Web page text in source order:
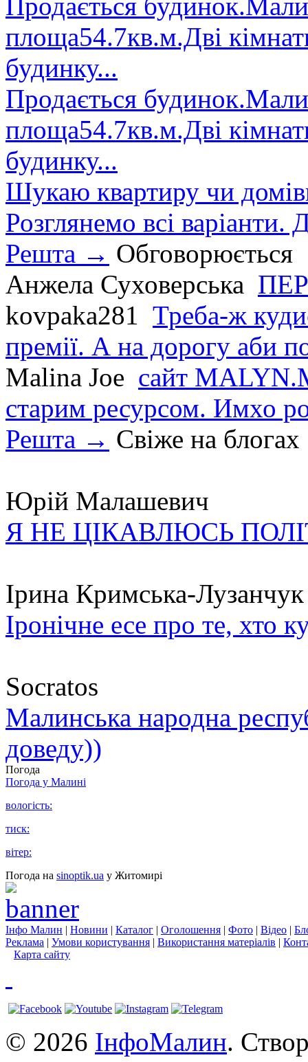
Продається
площа54.7кв.м.Дві
будинку...
Продається
площа54.7кв.м.Дві
будинку...
Шукаю квартиру чи
Розглянемо всі варіанти.
Решта → Обговорюється
Анжела Суховерська
kovpaka281 Треба-ж
премії. А на дорогу аби
Malina Joe сайт
старим ресурсом. Имхо
Решта → Свіже на блогах
Юрій Малашевич
Я НЕ ЦІКАВЛЮСЬ
Ірина Кримська-Лузанчук
Іронічне есе про те, хто
Socratos
Малинська народна
доведу))
Погода
Погода у Малині
вологість:
тиск:
вітер:
Погода на sinoptik.ua у Житомирі
Інфо Малин | Новини | Каталог | Оголошення | Фото | Відео |
Реклама | Умови користування | Використання матеріалів |
Карта сайту
© 2026 ІнфоМалин.